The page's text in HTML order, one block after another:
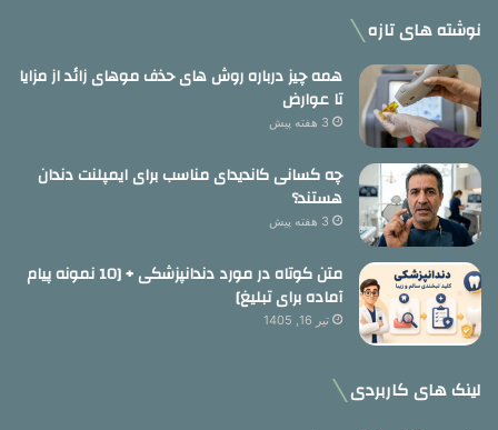
نوشته های تازه
همه چیز درباره روش های حذف موهای زائد از مزایا
تا عوارض
3 هفته پیش
چه کسانی کاندیدای مناسب برای ایمپلنت دندان
هستند؟
3 هفته پیش
متن کوتاه در مورد دندانپزشکی + [10 نمونه پیام
آماده برای تبلیغ]
تیر 16, 1405
لینک های کاربردی